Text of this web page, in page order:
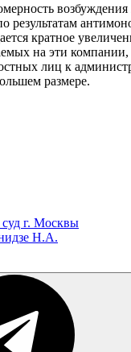
возбуждения
результатам
кратное
на эти компании,
лиц к
размере.
г. Москвы
Н.А.